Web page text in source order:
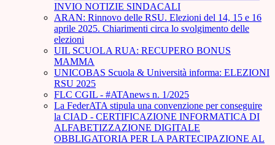
INVIO NOTIZIE SINDACALI
ARAN: Rinnovo delle RSU. Elezioni del 14, 15 e 16
aprile 2025. Chiarimenti circa lo svolgimento delle
elezioni
UIL SCUOLA RUA: RECUPERO BONUS
MAMMA
UNICOBAS Scuola & Università informa: ELEZIONI
RSU 2025
FLC CGIL - #ATAnews n. 1/2025
La FederATA stipula una convenzione per conseguire
la CIAD - CERTIFICAZIONE INFORMATICA DI
ALFABETIZZAZIONE DIGITALE
OBBLIGATORIA PER LA PARTECIPAZIONE AL